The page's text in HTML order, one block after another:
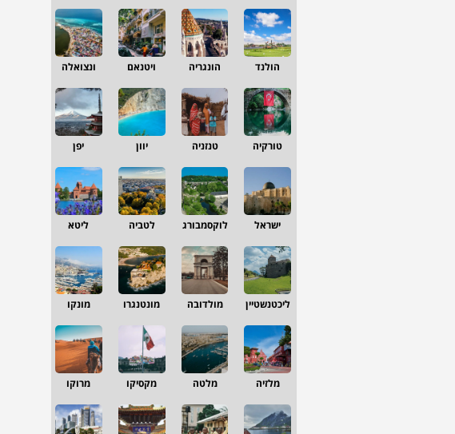
הולנד הונגריה ויטנאם ונצואלה
טורקיה טנזניה יוון יפן
ישראל לוקסמבורג לטביה ליטא
ליכטנשטיין מולדובה מונטנגרו מונקו
מלזיה מלטה מקסיקו מרוקו